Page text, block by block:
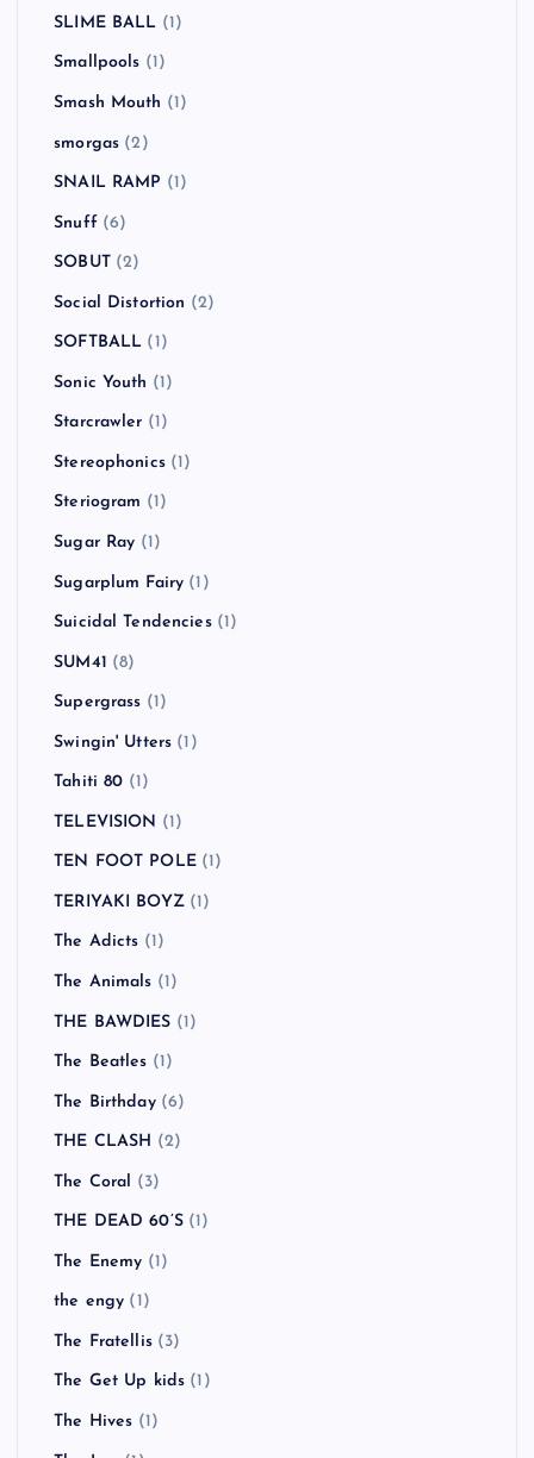
SLIME BALL (1)
Smallpools (1)
Smash Mouth (1)
smorgas (2)
SNAIL RAMP (1)
Snuff (6)
SOBUT(2)
Social Distortion (2)
SOFTBALL (1)
Sonic Youth (1)
Starcrawler (1)
Stereophonics(1)
Steriogram (1)
Sugar Ray (1)
Sugarplum Fairy (1)
Suicidal Tendencies(1)
SUM41 (8)
Supergrass (1)
Swingin' Utters (1)
Tahiti 80 (1)
TELEVISION (1)
TEN FOOT POLE(1)
TERIYAKI BOYZ(1)
The Adicts (1)
The Animals (1)
THE BAWDIES (1)
The Beatles (1)
The Birthday(6)
THE CLASH (2)
The Coral (3)
THE DEAD 60’S(1)
The Enemy (1)
the engy (1)
The Fratellis(3)
The Get Up kids (1)
The Hives (1)